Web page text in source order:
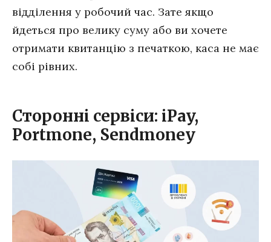
відділення у робочий час. Зате якщо
йдеться про велику суму або ви хочете
отримати квитанцію з печаткою, каса не має
собі рівних.
Сторонні сервіси: iPay,
Portmone, Sendmoney